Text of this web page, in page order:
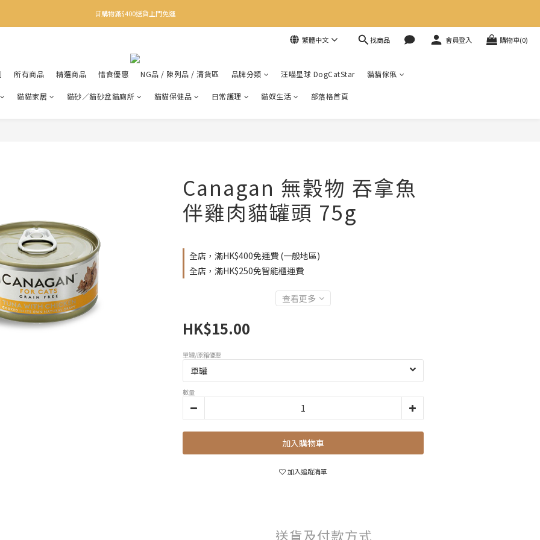
✨下載Three Little Meow App 即享多重禮遇！
🛒購物滿$400送貨上門免運
繁體中文 找商品 會員登入 購物車(0)
所有商品 精選商品 惜食優惠 NG品 / 陳列品 / 清貨區 品牌分類 汪喵星球 DogCatStar 貓貓傢俬
貓貓家居 貓砂／貓砂盆貓廁所 貓貓保健品 日常護理 貓奴生活 部落格首頁
Canagan 無穀物 吞拿魚
伴雞肉貓罐頭 75g
全店，滿HK$400免運費 (一般地區)
全店，滿HK$250免智能櫃運費
查看更多
HK$15.00
單罐/原箱優惠
數量
加入購物車
加入追蹤清單
送貨及付款方式